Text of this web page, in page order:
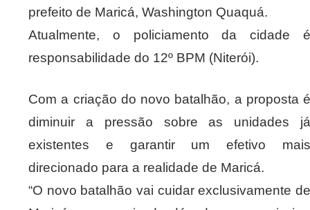
prefeito de Maricá, Washington Quaquá.
Atualmente, o policiamento da cidade é
responsabilidade do 12º BPM (Niterói).
Com a criação do novo batalhão, a proposta é
diminuir a pressão sobre as unidades já
existentes e garantir um efetivo mais
direcionado para a realidade de Maricá.
“O novo batalhão vai cuidar exclusivamente de